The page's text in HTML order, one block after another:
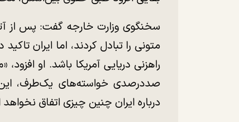
سخنگوی وزارت خارجه گفت: پس از
متونی را تبادل کردند، اما ایران
راهزنی دریایی آمریکا باشد. او
صددرصدی خواسته‌های یک‌طرف،
درباره ایران چنین چیزی اتفاق نخواهد